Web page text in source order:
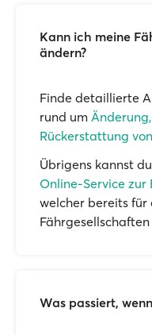
Kann ich meine
ändern?
Finde detaillierte
rund um
Rückerstattung
Übrigens kannst
Online-Service zur
welcher bereits für
Was passiert,